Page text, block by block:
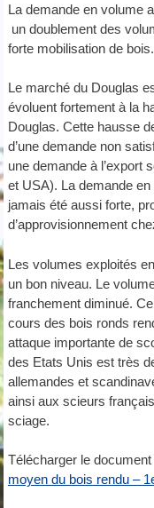
La demande en volume
un doublement des
forte mobilisation de bois.
Le marché du Douglas
évoluent fortement à la
Douglas. Cette hausse
d’une demande non
une demande à l’export
et USA). La demande
jamais été aussi forte,
d’approvisionnement
Les volumes exploités
un bon niveau. Le
franchement diminué.
cours des bois ronds
attaque importante de
des Etats Unis est très
allemandes et
ainsi aux scieurs
sciage.
Télécharger le document
moyen du bois rendu –